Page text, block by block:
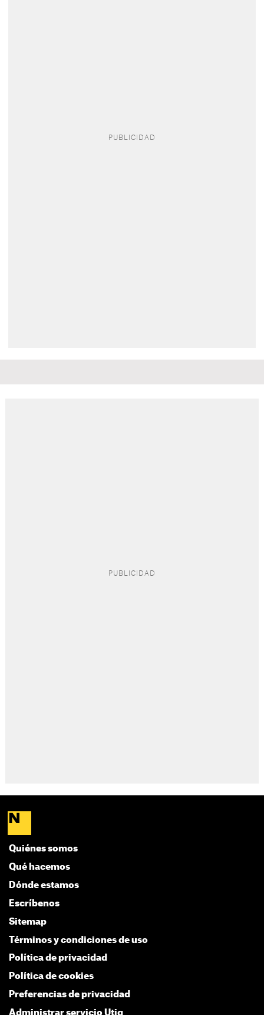
Quiénes somos
Qué hacemos
Dónde estamos
Escríbenos
Sitemap
Términos y condiciones de uso
Política de privacidad
Política de cookies
Preferencias de privacidad
Administrar servicio Utiq